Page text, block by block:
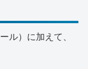
ル）に加えて、